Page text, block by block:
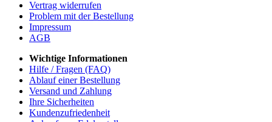
Vertrag widerrufen
Problem mit der Bestellung
Impressum
AGB
Wichtige Informationen
Hilfe / Fragen (FAQ)
Ablauf einer Bestellung
Versand und Zahlung
Ihre Sicherheiten
Kundenzufriedenheit